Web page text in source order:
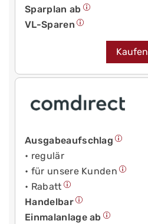
Sparplan ab
VL-Sparen
Kaufen
Ausgabeaufschlag
• regulär
• für unsere Kunden
• Rabatt
Handelbar
Einmalanlage ab